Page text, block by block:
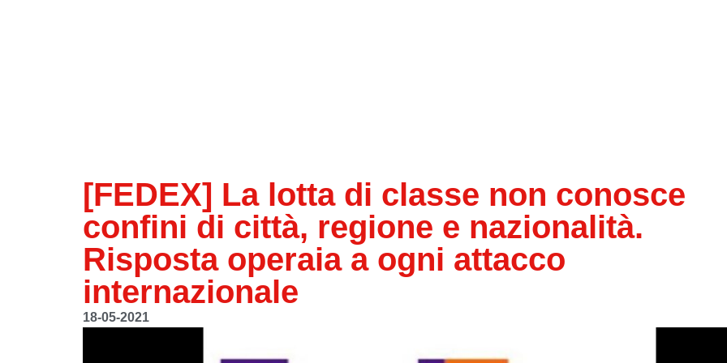
[FEDEX] La lotta di classe non conosce
confini di città, regione e nazionalità.
Risposta operaia a ogni attacco
internazionale
18-05-2021